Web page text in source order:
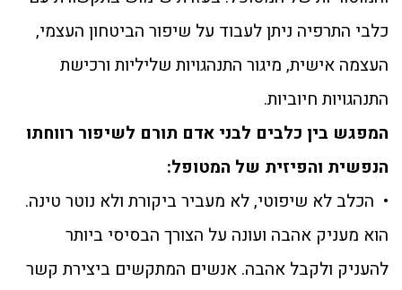
כלבי התרפיה ניתן לעבוד על שיפור הביטחון העצמי,
העצמה אישית, מיגור התנהגויות שליליות ורכישת
התנהגויות חיוביות.
המפגש בין כלבים לבני אדם תורם לשיפור רווחתו
הנפשית והפיזית של המטופל:
• הכלב לא שיפוטי, לא מעביר ביקורת ולא נוטר טינה.
הוא מעניק אהבה ועונה על הצורך הבסיסי ביותר
להעניק ולקבל אהבה. אנשים המתקשים ביצירת קשר